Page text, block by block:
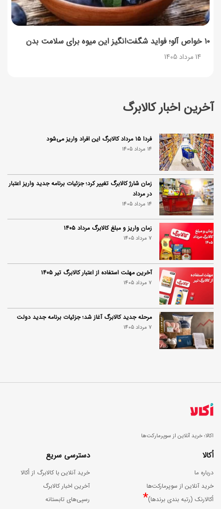
آخرین اخبار کالابرگ
فردا ۱۵ مرداد کالابرگ این افراد واریز می‌شود
14 مرداد 1405
زمان شارژ کالابرگ تغییر کرد؛ جزئیات برنامه جدید واریز اعتبار
در مرداد
14 مرداد 1405
زمان واریز و مبلغ کالابرگ مرداد ۱۴۰۵
7 مرداد 1405
آخرین مهلت استفاده از اعتبار کالابرگ تیر ۱۴۰۵
7 مرداد 1405
مرحله جدید کالابرگ آغاز شد؛ جزئیات برنامه جدید دولت
7 مرداد 1405
۱۰ خواص آلو؛ فواید شگفت‌انگیز این میوه برای سلامت بدن
14 مرداد 1405
اکالا؛ خرید آنلاین از سوپرمارکت‌ها
اُکالا
درباره ما
خرید آنلاین از سوپرمارکت‌ها
اُکالارنک (رتبه بندی برندها)*
دسترسی سریع
خرید آنلاین با کالابرگ از اُکالا
آخرین اخبار کالابرگ
رسپی‌های تابستانه